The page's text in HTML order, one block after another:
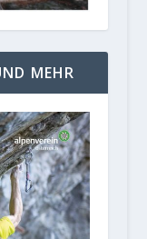
MEHR